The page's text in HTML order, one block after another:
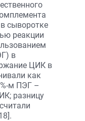
сыворотке
реакции
в
ЦИК в
как
м ПЭГ –
разницу